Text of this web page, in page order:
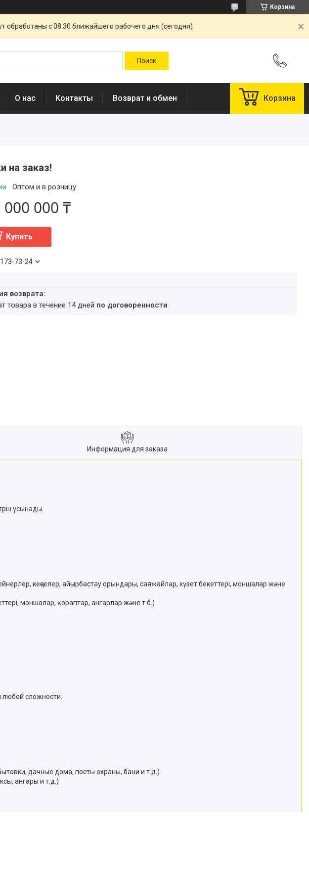
Корзина
обработаны с 08:30 ближайшего рабочего дня (сегодня)
О нас Контакты Возврат и обмен Корзина
на заказ!
Оптом и в розницу
000 000 ₸
Купить
73-24
товара в течение 14 дней по договоренности
Информация для заказа
ұсынады.
кеңселер, айырбастау орындары, саяжайлар, күзет бекеттері, моншалар және
моншалар, қораптар, ангарлар және т.б.)
любой сложности.
дачные дома, посты охраны, бани и т.д.)
ангары и т.д.)